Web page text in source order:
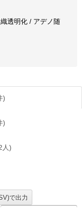
透明化 / アデノ随
)
)
人)